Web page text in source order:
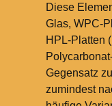
Diese
Glas, WPC-
HPL-Platten
Gegensatz
zumindest